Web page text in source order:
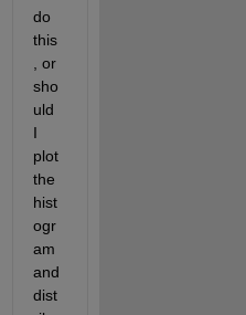
do
this
, or
sho
uld
I
plot
the
hist
ogr
am
and
dist